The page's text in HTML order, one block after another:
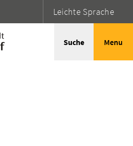
Leichte Sprache
Suche Menu